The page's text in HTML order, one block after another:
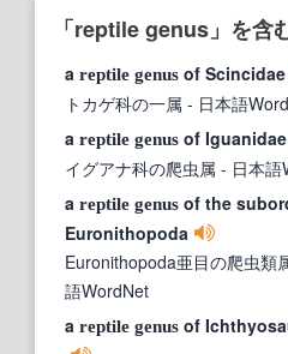
「reptile genus」を含
a reptile genus of Scincidae
トカゲ科の一属 - 日本語
a reptile genus of Iguanidae
イグアナ科の爬虫属 - 日本語
a reptile genus of the
Euronithopoda
Euronithopoda亜目の爬虫類
語WordNet
a reptile genus of